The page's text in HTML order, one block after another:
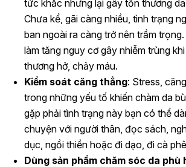
tức khắc nhưng lại gây tổn thương
Chưa kể, gãi càng nhiều, tình trạng
ban ngoài ra càng trở nên trầm
làm tăng nguy cơ gây nhiễm trùng
thương hở, chảy máu.
Kiểm soát căng thẳng: Stress,
trong những yếu tố khiến chàm da
gặp phải tình trạng này bạn có thể
chuyện với người thân, đọc sách,
dục, ngồi thiền hoặc đi dạo, đi cà
Dùng sản phẩm chăm sóc da phù